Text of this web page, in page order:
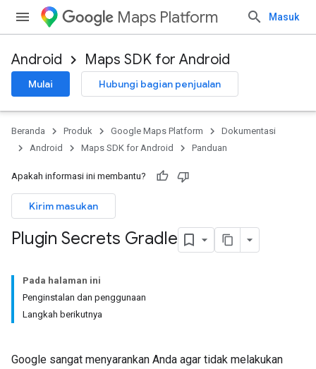
Maps Platform Masuk
Android Maps SDK for Android
Mulai Hubungi bagian penjualan
Beranda Produk Google Maps Platform
Dokumentasi
Android
Maps SDK for Android Panduan
Apakah informasi ini membantu?
Kirim masukan
Plugin Secrets Gradle
Pada halaman ini
Penginstalan dan penggunaan
Langkah berikutnya
Google sangat menyarankan Anda agar tidak melakukan